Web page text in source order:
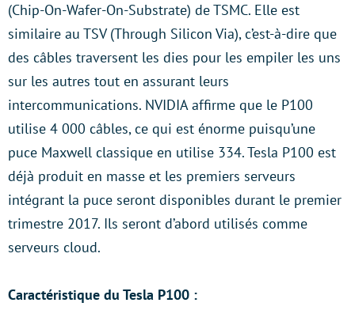
(Chip-On-Wafer-On-Substrate) de TSMC. Elle est
similaire au TSV (Through Silicon Via), c’est-à-dire que
des câbles traversent les dies pour les empiler les uns
sur les autres tout en assurant leurs
intercommunications. NVIDIA affirme que le P100
utilise 4 000 câbles, ce qui est énorme puisqu’une
puce Maxwell classique en utilise 334. Tesla P100 est
déjà produit en masse et les premiers serveurs
intégrant la puce seront disponibles durant le premier
trimestre 2017. Ils seront d’abord utilisés comme
serveurs cloud.
Caractéristique du Tesla P100 :